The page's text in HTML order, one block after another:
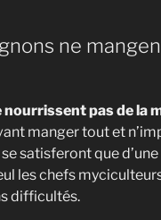
ne
nourrissent pas de la
manger tout et
satisferont que
les chefs
difficultés.
Guide de
trouverez à